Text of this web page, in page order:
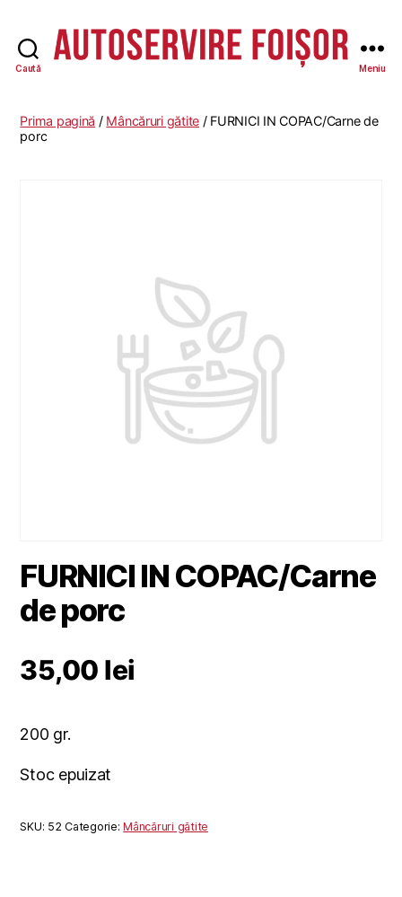
Caută
-
Meniu
Prima pagină / Mâncăruri gătite / FURNICI IN COPAC/Carne de
porc
FURNICI IN COPAC/Carne
de porc
35,00 lei
200 gr.
Stoc epuizat
SKU: 52 Categorie:Mâncăruri gătite